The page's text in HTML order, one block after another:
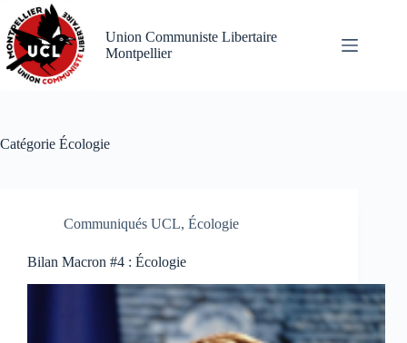
Passer
au
contenu
Union Communiste Libertaire
Montpellier
Catégorie Écologie
Communiqués UCL, Écologie
Bilan Macron #4 : Écologie